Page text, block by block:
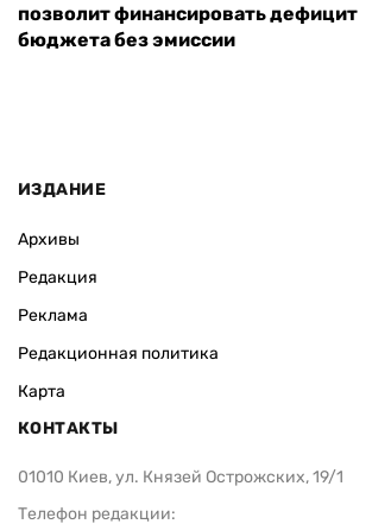
позволит финансировать дефицит
бюджета без эмиссии
ИЗДАНИЕ
Архивы
Редакция
Реклама
Редакционная политика
Карта
КОНТАКТЫ
01010 Киев, ул. Князей Острожских, 19/1
Телефон редакции: